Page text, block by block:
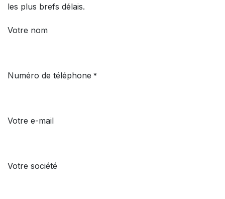
les plus brefs délais.
Votre nom
Numéro de téléphone *
Votre e-mail
Votre société